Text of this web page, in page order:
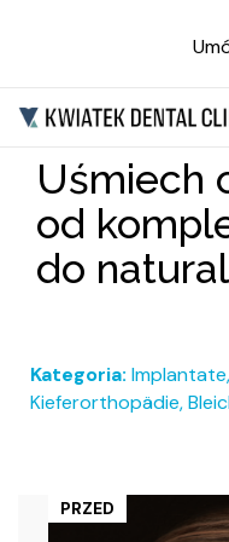
Uśmiech
od
do
Kategoria: Implantate,
Kieferorthopädie,
PRZED